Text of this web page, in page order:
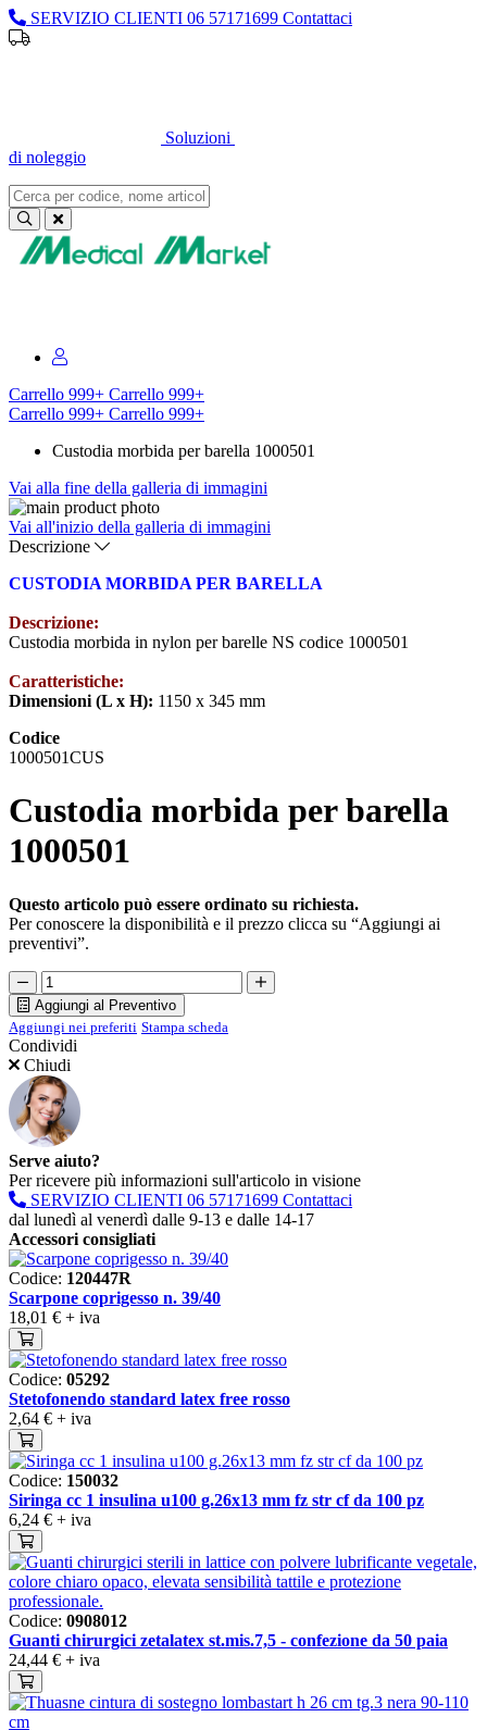
SERVIZIO CLIENTI 06 57171699 Contattaci
Soluzioni
di noleggio
Carrello 999+ Carrello 999+
Carrello 999+ Carrello 999+
Custodia morbida per barella 1000501
Vai alla fine della galleria di immagini
Vai all'inizio della galleria di immagini
Descrizione
CUSTODIA MORBIDA PER BARELLA
Descrizione:
Custodia morbida in nylon per barelle NS codice 1000501
Caratteristiche:
Dimensioni (L x H): 1150 x 345 mm
Codice
1000501CUS
Custodia morbida per barella
1000501
Questo articolo può essere ordinato su richiesta.
Per conoscere la disponibilità e il prezzo clicca su “Aggiungi ai
preventivi”.
Aggiungi al Preventivo
Aggiungi nei preferiti Stampa scheda
Condividi
Chiudi
Serve aiuto?
Per ricevere più informazioni sull'articolo in visione
SERVIZIO CLIENTI 06 57171699 Contattaci
dal lunedì al venerdì dalle 9-13 e dalle 14-17
Accessori consigliati
Codice: 120447R
Scarpone coprigesso n. 39/40
18,01 € + iva
Codice: 05292
Stetofonendo standard latex free rosso
2,64 € + iva
Codice: 150032
Siringa cc 1 insulina u100 g.26x13 mm fz str cf da 100 pz
6,24 € + iva
Codice: 0908012
Guanti chirurgici zetalatex st.mis.7,5 - confezione da 50 paia
24,44 € + iva